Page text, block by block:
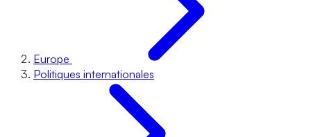
Europe
Politiques internationales